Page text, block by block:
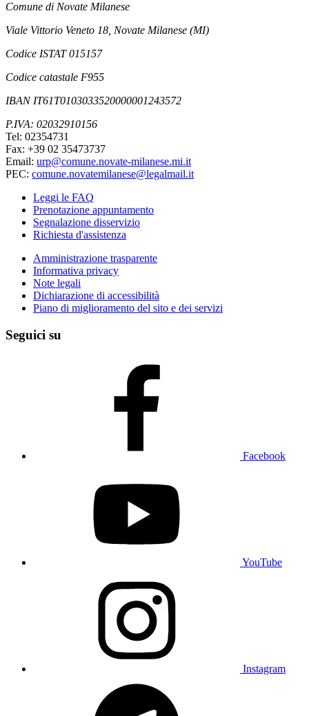
Comune di Novate Milanese
Viale Vittorio Veneto 18, Novate Milanese (MI)
Codice ISTAT 015157
Codice catastale F955
IBAN IT61T0103033520000001243572
P.IVA: 02032910156
Tel: 02354731
Fax: +39 02 35473737
Email: urp@comune.novate-milanese.mi.it
PEC: comune.novatemilanese@legalmail.it
Leggi le FAQ
Prenotazione appuntamento
Segnalazione disservizio
Richiesta d'assistenza
Amministrazione trasparente
Informativa privacy
Note legali
Dichiarazione di accessibilità
Piano di miglioramento del sito e dei servizi
Seguici su
Facebook
YouTube
Instagram